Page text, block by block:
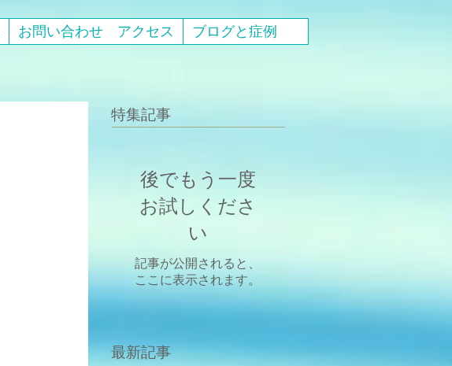
お問い合わせ アクセス ブログと症例
特集記事
後でもう一度
お試しくださ
い
記事が公開されると、
ここに表示されます。
最新記事